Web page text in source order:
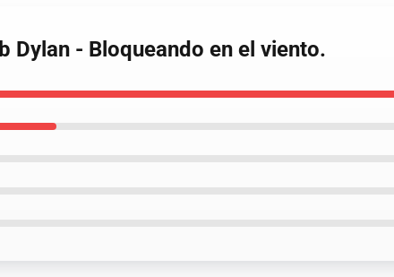
Dylan - Bloqueando en el viento.